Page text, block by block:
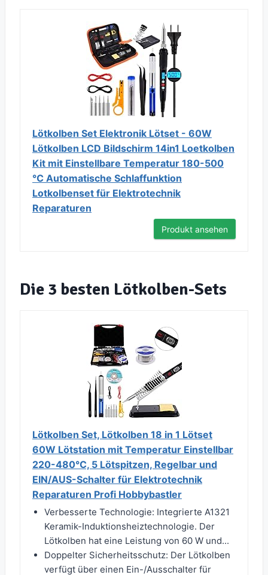
Lötkolben Set Elektronik Lötset - 60W
Lötkolben LCD Bildschirm 14in1 Loetkolben
Kit mit Einstellbare Temperatur 180-500
℃ Automatische Schlaffunktion
Lotkolbenset für Elektrotechnik
Reparaturen
Produkt ansehen
Die 3 besten Lötkolben-Sets
Lötkolben Set, Lötkolben 18 in 1 Lötset
60W Lötstation mit Temperatur Einstellbar
220-480°C, 5 Lötspitzen, Regelbar und
EIN/AUS-Schalter für Elektrotechnik
Reparaturen Profi Hobbybastler
Verbesserte Technologie: Integrierte A1321
Keramik-Induktionsheiztechnologie. Der
Lötkolben hat eine Leistung von 60 W und...
Doppelter Sicherheitsschutz: Der Lötkolben
verfügt über einen Ein-/Ausschalter für